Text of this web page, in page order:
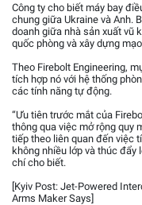
Công ty cho biết máy bay
chung giữa Ukraine và Anh.
doanh giữa nhà sản xuất vũ
quốc phòng và xây dựng
Theo Firebolt Engineering,
tích hợp nó với hệ thống
các tính năng tự động.
“Ưu tiên trước mắt của
thông qua việc mở rộng quy
tiếp theo liên quan đến việc
không nhiều lớp và thúc đẩy
chí cho biết.
[Kyiv Post: Jet-Powered
Arms Maker Says]